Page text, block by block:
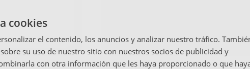
cookies
el contenido, los anuncios y analizar nuestro tráfico.
su uso de nuestro sitio con nuestros socios de publicidad y
con otra información que les haya proporcionado o que